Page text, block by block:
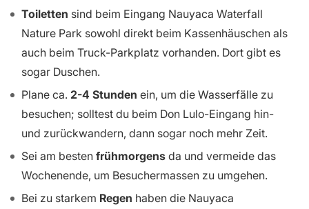
Toiletten sind beim Eingang Nauyaca Waterfall
Nature Park sowohl direkt beim Kassenhäuschen als
auch beim Truck-Parkplatz vorhanden. Dort gibt es
sogar Duschen.
Plane ca. 2-4 Stunden ein, um die Wasserfälle zu
besuchen; solltest du beim Don Lulo-Eingang hin-
und zurückwandern, dann sogar noch mehr Zeit.
Sei am besten frühmorgens da und vermeide das
Wochenende, um Besuchermassen zu umgehen.
Bei zu starkem Regen haben die Nauyaca